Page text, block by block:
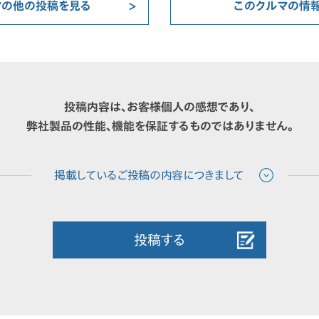
他の投稿を見る このクルマの情
投稿内容は、お客様個人の感想であり、
弊社製品の性能、機能を保証するものではありません。
投稿する